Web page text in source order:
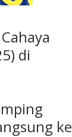
di
ke